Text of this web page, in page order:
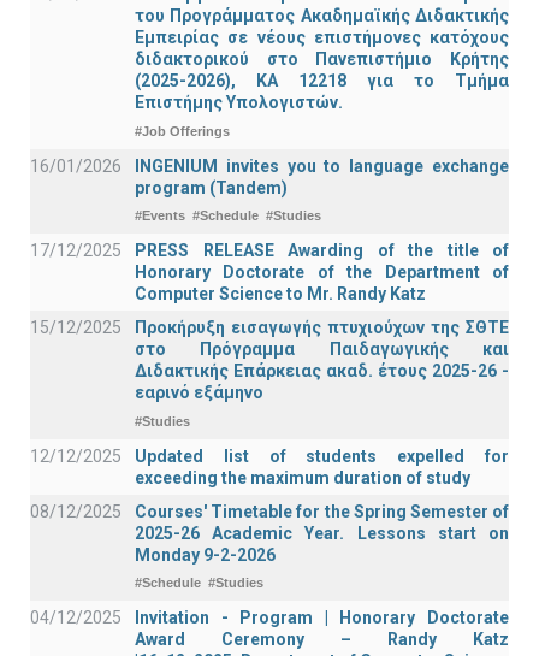
του Προγράμματος Ακαδημαϊκής Διδακτικής
Εμπειρίας σε νέους επιστήμονες κατόχους
διδακτορικού στο Πανεπιστήμιο Κρήτης
(2025-2026), ΚΑ 12218 για το Τμήμα
Επιστήμης Υπολογιστών.
#Job Offerings
16/01/2026
INGENIUM invites you to language exchange
program (Tandem)
#Events #Schedule #Studies
17/12/2025
PRESS RELEASE Awarding of the title of
Honorary Doctorate of the Department of
Computer Science to Mr. Randy Katz
15/12/2025
Προκήρυξη εισαγωγής πτυχιούχων της ΣΘΤΕ
στο Πρόγραμμα Παιδαγωγικής και
Διδακτικής Επάρκειας ακαδ. έτους 2025-26 -
εαρινό εξάμηνο
#Studies
12/12/2025
Updated list of students expelled for
exceeding the maximum duration of study
08/12/2025
Courses' Timetable for the Spring Semester of
2025-26 Academic Year. Lessons start on
Monday 9-2-2026
#Schedule #Studies
04/12/2025
Invitation - Program | Honorary Doctorate
Award Ceremony – Randy Katz